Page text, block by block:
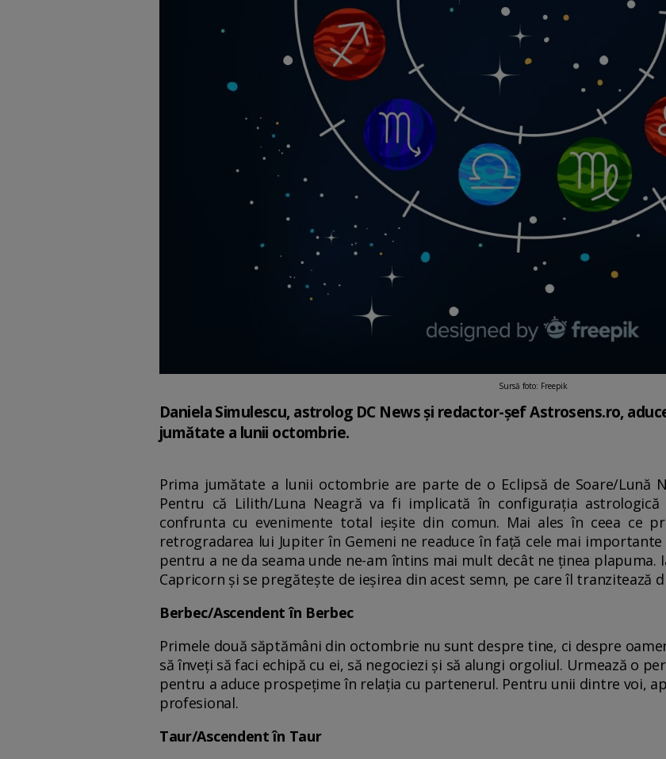
Sursă foto: Freepik
Daniela Simulescu, astrolog DC News şi redactor-şef Astrosens.ro,
jumătate a lunii octombrie.
Prima jumătate a lunii octombrie are parte de o Eclipsă de Soare/Lună
Pentru că Lilith/Luna Neagră va fi implicată în configurația
confrunta cu evenimente total ieșite din comun. Mai ales în ceea ce
retrogradarea lui Jupiter în Gemeni ne readuce în față cele mai
pentru a ne da seama unde ne-am întins mai mult decât ne ținea
Capricorn și se pregătește de ieșirea din acest semn, pe care îl tranzitează
Berbec/Ascendent în Berbec
Primele două săptămâni din octombrie nu sunt despre tine, ci despre
să înveți să faci echipă cu ei, să negociezi și să alungi orgoliul. Urmează o
pentru a aduce prospețime în relația cu partenerul. Pentru unii dintre voi,
profesional.
Taur/Ascendent în Taur